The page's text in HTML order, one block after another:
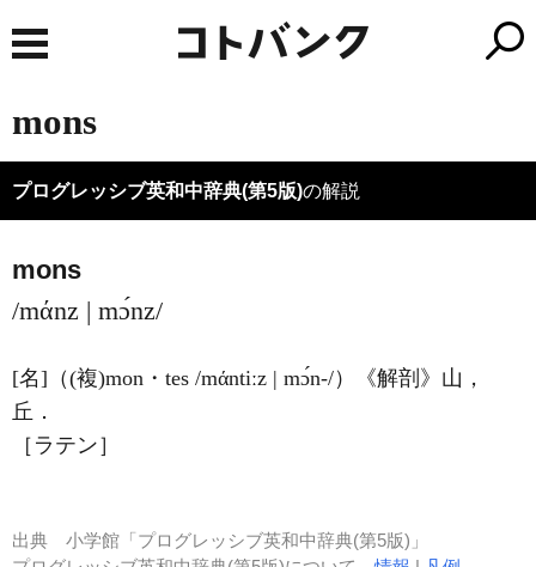
mons
プログレッシブ英和中辞典(第5版)の解説
mons
/mάnz | mɔ́nz/
[名] （(複)mon・tes /mάntiːz | mɔ́n-/） 《解剖》 山，
丘 ．
［ラテン］
出典 小学館「プログレッシブ英和中辞典(第5版)」